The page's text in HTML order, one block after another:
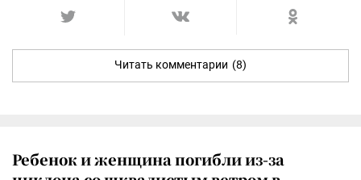
Читать комментарии (8)
Ребенок и женщина погибли из-за